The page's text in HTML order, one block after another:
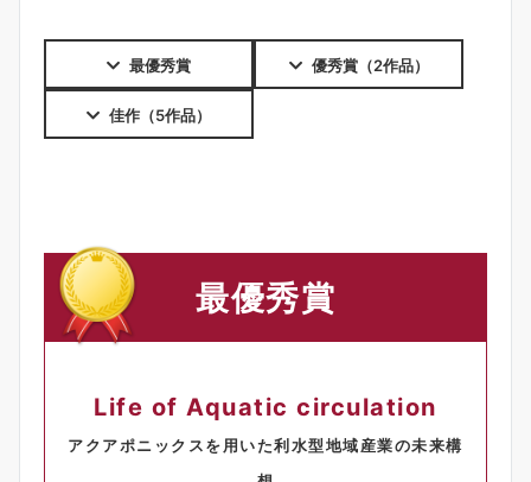
最優秀賞 優秀賞（2作品）
佳作（5作品）
最優秀賞
Life of Aquatic circulation
アクアポニックスを用いた利水型地域産業の未来構